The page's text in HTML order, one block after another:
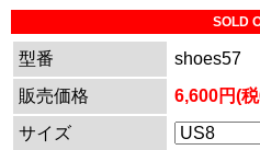
SOLD
型番
shoes57
販売価格
6,600円(
サイズ